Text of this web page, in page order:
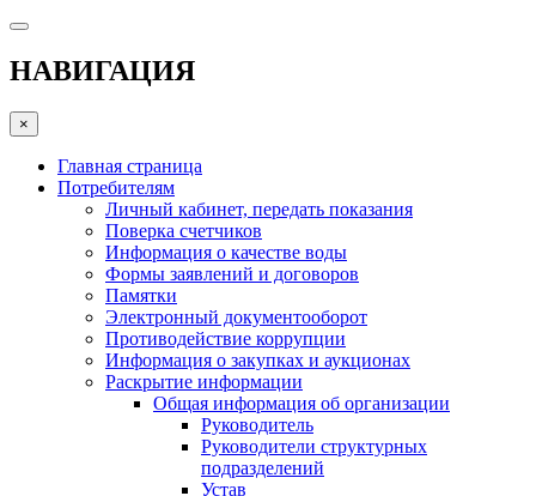
НАВИГАЦИЯ
×
Главная страница
Потребителям
Личный кабинет, передать показания
Поверка счетчиков
Информация о качестве воды
Формы заявлений и договоров
Памятки
Электронный документооборот
Противодействие коррупции
Информация о закупках и аукционах
Раскрытие информации
Общая информация об организации
Руководитель
Руководители структурных
подразделений
Устав